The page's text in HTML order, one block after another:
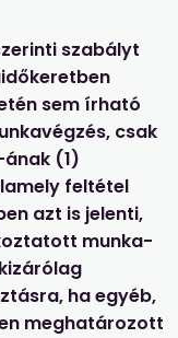
szabályt
sem írható
csak
ának (1)
feltétel
azt is jelenti,
munka­
ha egyéb,
meghatározott